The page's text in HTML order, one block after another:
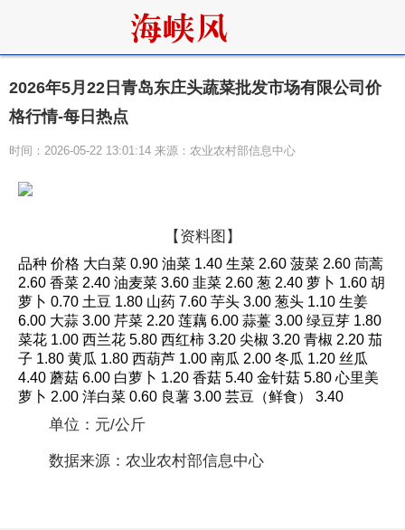
2026年5月22日青岛东庄头蔬菜批发市场有限公司价
格行情-每日热点
时间：2026-05-22 13:01:14 来源：农业农村部信息中心
【资料图】
品种 价格 大白菜 0.90 油菜 1.40 生菜 2.60 菠菜 2.60 茼蒿
2.60 香菜 2.40 油麦菜 3.60 韭菜 2.60 葱 2.40 萝卜 1.60 胡
萝卜 0.70 土豆 1.80 山药 7.60 芋头 3.00 葱头 1.10 生姜
6.00 大蒜 3.00 芹菜 2.20 莲藕 6.00 蒜薹 3.00 绿豆芽 1.80
菜花 1.00 西兰花 5.80 西红柿 3.20 尖椒 3.20 青椒 2.20 茄
子 1.80 黄瓜 1.80 西葫芦 1.00 南瓜 2.00 冬瓜 1.20 丝瓜
4.40 蘑菇 6.00 白萝卜 1.20 香菇 5.40 金针菇 5.80 心里美
萝卜 2.00 洋白菜 0.60 良薯 3.00 芸豆（鲜食） 3.40
单位：元/公斤
数据来源：农业农村部信息中心